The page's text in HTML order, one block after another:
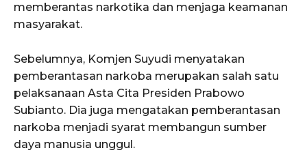
memberantas narkotika dan menjaga keamanan
masyarakat.
Sebelumnya, Komjen Suyudi menyatakan
pemberantasan narkoba merupakan salah satu
pelaksanaan Asta Cita Presiden Prabowo
Subianto. Dia juga mengatakan pemberantasan
narkoba menjadi syarat membangun sumber
daya manusia unggul.